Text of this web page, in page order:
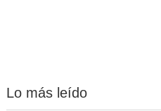
Lo más leído